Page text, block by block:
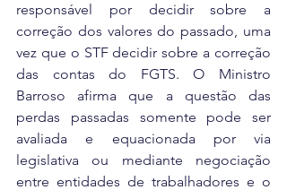
responsável por decidir sobre a
correção dos valores do passado, uma
vez que o STF decidir sobre a correção
das contas do FGTS. O Ministro
Barroso afirma que a questão das
perdas passadas somente pode ser
avaliada e equacionada por via
legislativa ou mediante negociação
entre entidades de trabalhadores e o